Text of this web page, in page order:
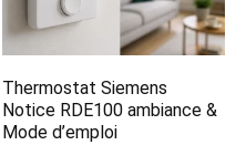
Thermostat Siemens
Notice RDE100 ambiance &
Mode d’emploi